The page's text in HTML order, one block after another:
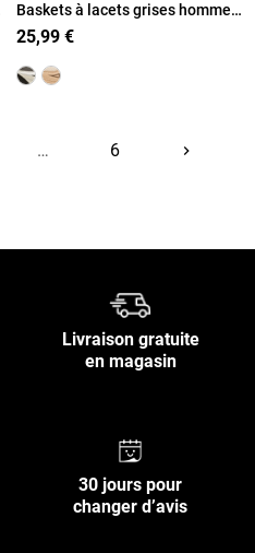
Baskets à lacets grises homme
(40-46)
25,99 €
… 6 keyboard_arrow_rightSuivant
Livraison gratuite
en magasin
30 jours pour
changer d’avis